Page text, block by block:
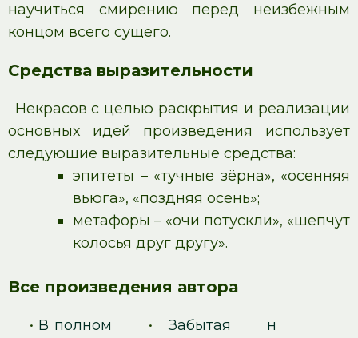
научиться смирению перед неизбежным
концом всего сущего.
Средства выразительности
Некрасов с целью раскрытия и реализации
основных идей произведения использует
следующие выразительные средства:
эпитеты – «тучные зёрна», «осенняя
вьюга», «поздняя осень»;
метафоры – «очи потускли», «шепчут
колосья друг другу».
Все произведения автора
• В полном
• Забытая
н